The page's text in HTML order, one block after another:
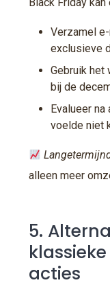
Black Friday
Verzamel
exclusieve
Gebruik het
bij de
Evalueer
voelde niet
alleen meer
5.
acties